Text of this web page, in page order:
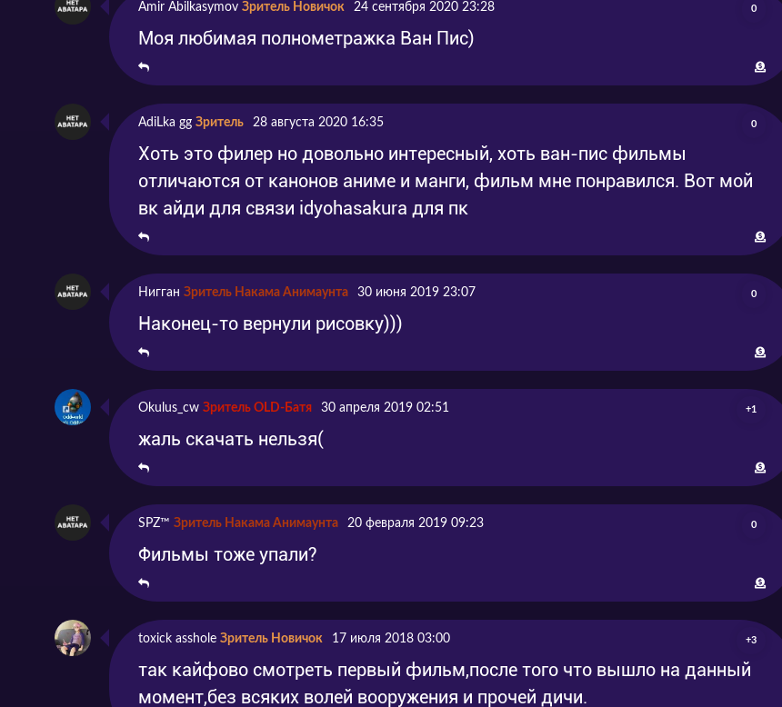
Amir Abilkasymov Зритель Новичок 24 сентября 2020 23:28 0
Моя любимая полнометражка Ван Пис)
AdiLka gg Зритель 28 августа 2020 16:35 0
Хоть это филер но довольно интересный, хоть ван-пис фильмы
отличаются от канонов аниме и манги, фильм мне понравился. Вот мой
вк айди для связи idyohasakura для пк
Нигган Зритель Накама Анимаунта 30 июня 2019 23:07 0
Наконец-то вернули рисовку)))
Okulus_cw Зритель OLD-Батя 30 апреля 2019 02:51 +1
жаль скачать нельзя(
SPZ™ Зритель Накама Анимаунта 20 февраля 2019 09:23 0
Фильмы тоже упали?
toxick asshole Зритель Новичок 17 июля 2018 03:00 +3
так кайфово смотреть первый фильм,после того что вышло на данный
момент,без всяких волей вооружения и прочей дичи.